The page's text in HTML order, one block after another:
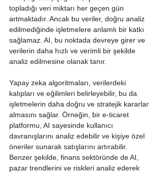
topladığı veri miktarı her geçen gün
artmaktadır. Ancak bu veriler, doğru analiz
edilmediğinde işletmelere anlamlı bir katkı
sağlamaz. AI, bu noktada devreye girer ve
verilerin daha hızlı ve verimli bir şekilde
analiz edilmesine olanak tanır.
Yapay zeka algoritmaları, verilerdeki
kalıpları ve eğilimleri belirleyebilir, bu da
işletmelerin daha doğru ve stratejik kararlar
almasını sağlar. Örneğin, bir e-ticaret
platformu, AI sayesinde kullanıcı
davranışlarını analiz edebilir ve kişiye özel
öneriler sunarak satışlarını artırabilir.
Benzer şekilde, finans sektöründe de AI,
pazar trendlerini ve riskleri analiz ederek